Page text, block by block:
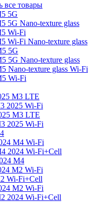
все товары
5G
5G Nano-texture glass
Wi-Fi
Wi-Fi Nano-texture glass
5G
5G Nano-texture glass
Nano-texture glass Wi-Fi
Wi-Fi
M3 LTE
2025 Wi-Fi
M3 LTE
2025 Wi-Fi
M4 Wi-Fi
2024 Wi-Fi+Cell
M4
M2 Wi-Fi
Wi-Fi+Cell
M2 Wi-Fi
2024 Wi-Fi+Cell